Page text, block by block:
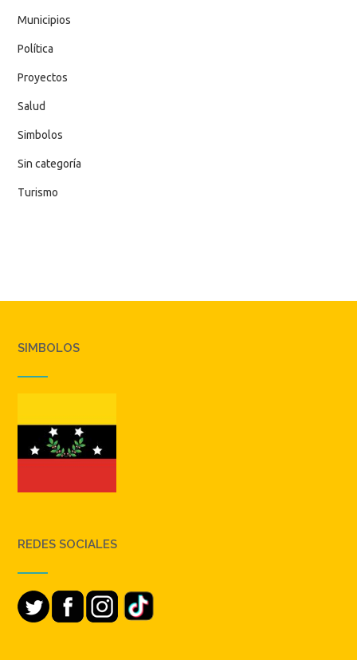
Municipios
Política
Proyectos
Salud
Simbolos
Sin categoría
Turismo
SIMBOLOS
REDES SOCIALES